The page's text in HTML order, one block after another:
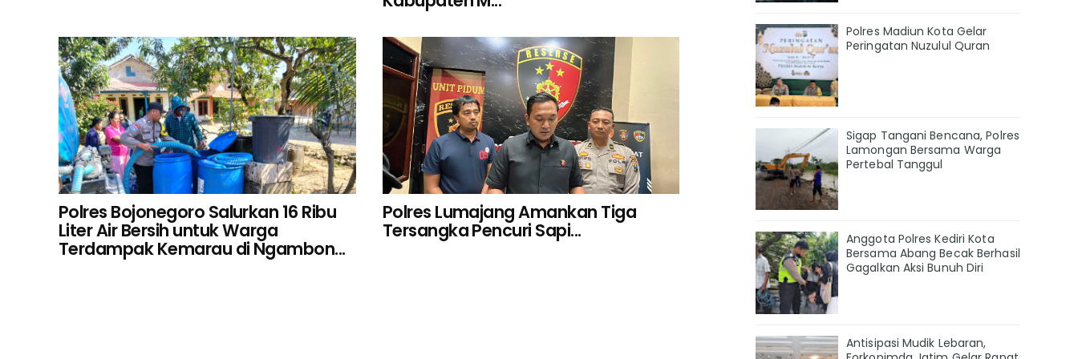
Polres Bojonegoro Salurkan 16 Ribu
Liter Air Bersih untuk Warga
Terdampak Kemarau di Ngambon...
Polres Lumajang Amankan Tiga
Tersangka Pencuri Sapi...
Polres Madiun Kota Gelar
Peringatan Nuzulul Quran
Sigap Tangani Bencana, Polres
Lamongan Bersama Warga
Pertebal Tanggul
Anggota Polres Kediri Kota
Bersama Abang Becak Berhasil
Gagalkan Aksi Bunuh Diri
Antisipasi Mudik Lebaran,